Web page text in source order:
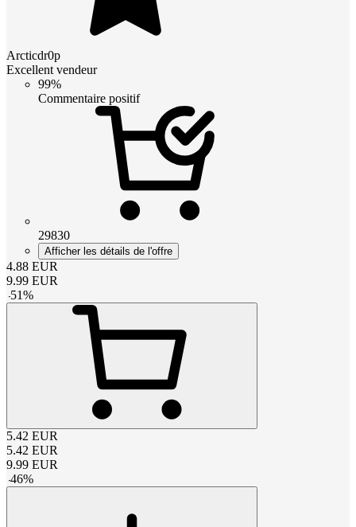
Arcticdr0p
Excellent vendeur
99%
Commentaire positif
29830
Afficher les détails de l'offre
4.88 EUR
9.99 EUR
-51%
5.42 EUR
5.42 EUR
9.99 EUR
-46%